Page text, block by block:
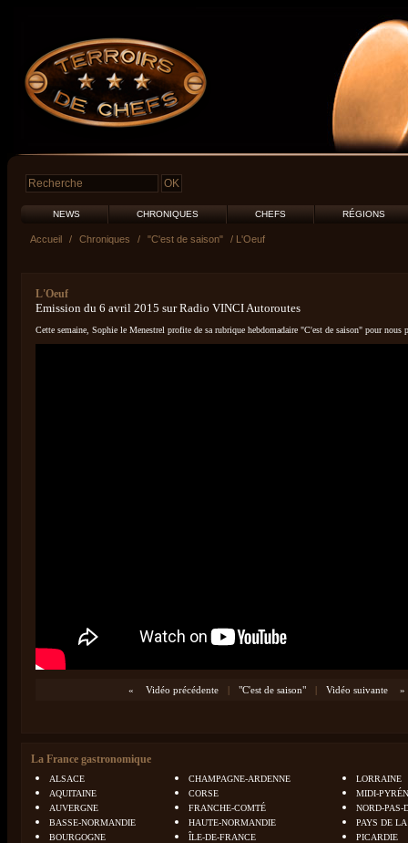
NEWS CHRONIQUES CHEFS RÉGIONS
Accueil / Chroniques / "C'est de saison" / L'Oeuf
L'Oeuf
Emission du 6 avril 2015 sur Radio VINCI Autoroutes
Cette semaine, Sophie le Menestrel profite de sa rubrique hebdomadaire "C'est de saison" pour nous
« Vidéo précédente | "C'est de saison" | Vidéo suivante »
La France gastronomique
ALSACE
AQUITAINE
AUVERGNE
BASSE-NORMANDIE
BOURGOGNE
CHAMPAGNE-ARDENNE
CORSE
FRANCHE-COMTÉ
HAUTE-NORMANDIE
ÎLE-DE-FRANCE
LORRAINE
MIDI-
NORD-PAS-
PAYS DE
PICARDIE